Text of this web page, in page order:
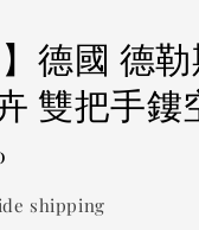
】德國 德
雙把手鏤
shipping